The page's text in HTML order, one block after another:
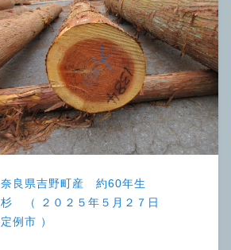
奈良県吉野町産 約60年生
杉 （ ２０２５年５月２７日
定例市 ）